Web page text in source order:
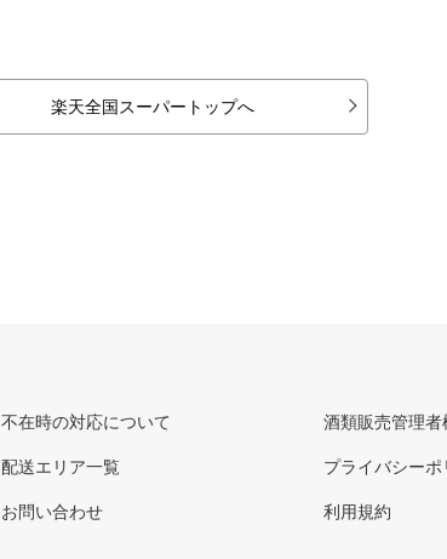
楽天全国スーパートップへ
不在時の対応について
配送エリア一覧
お問い合わせ
酒類販売管理者
プライバシーポ
利用規約